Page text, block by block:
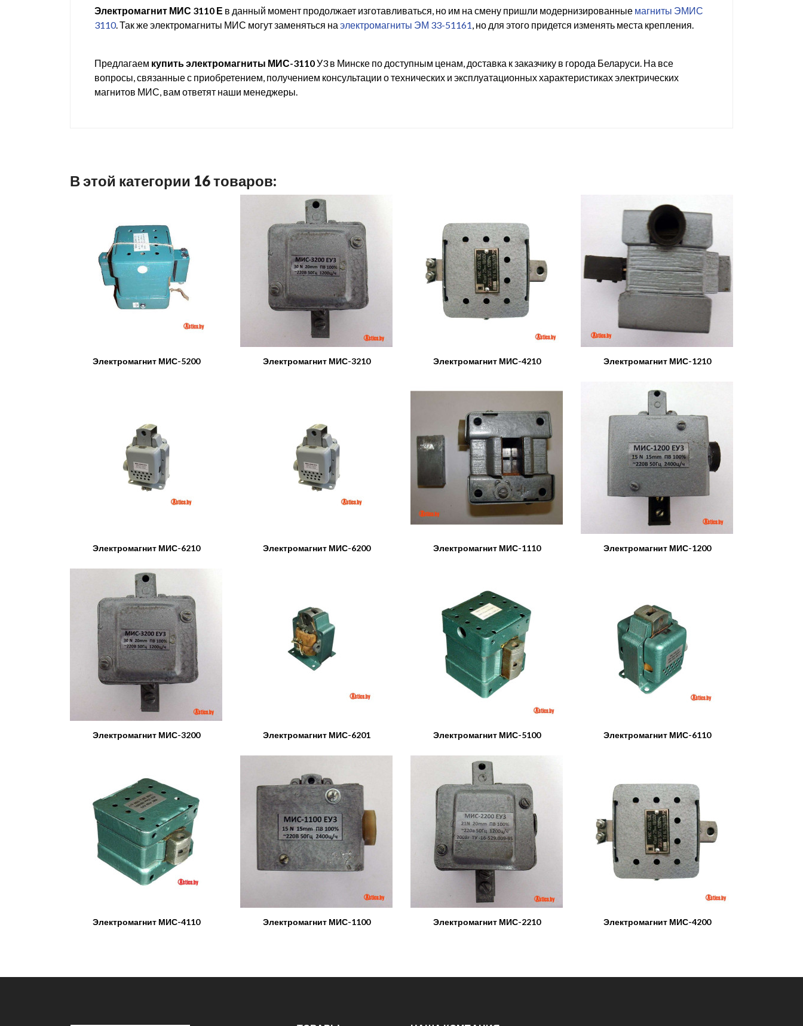
Электромагнит МИС 3110 Е в данный момент продолжает изготавливаться, но им на смену пришли модернизированные магниты ЭМИС
3110. Так же электромагниты МИС могут заменяться на электромагниты ЭМ 33-51161, но для этого придется изменять места крепления.
Предлагаем купить электромагниты МИС-3110У3 в Минске по доступным ценам, доставка к заказчику в города Беларуси. На все
вопросы, связанные с приобретением, получением консультации о технических и эксплуатационных характеристиках электрических
магнитов МИС, вам ответят наши менеджеры.
В этой категории 16 товаров:
Электромагнит МИС-5200 Электромагнит МИС-3210 Электромагнит МИС-4210 Электромагнит МИС-1210
Электромагнит МИС-6210 Электромагнит МИС-6200 Электромагнит МИС-1110 Электромагнит МИС-1200
Электромагнит МИС-3200 Электромагнит МИС-6201 Электромагнит МИС-5100 Электромагнит МИС-6110
Электромагнит МИС-4110 Электромагнит МИС-1100 Электромагнит МИС-2210 Электромагнит МИС-4200